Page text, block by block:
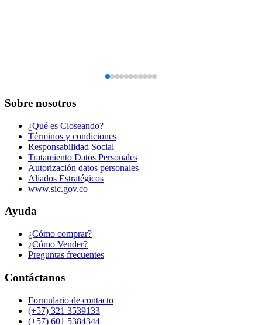
Sobre nosotros
¿Qué es Closeando?
Términos y condiciones
Responsabilidad Social
Tratamiento Datos Personales
Autorización datos personales
Aliados Estratégicos
www.sic.gov.co
Ayuda
¿Cómo comprar?
¿Cómo Vender?
Preguntas frecuentes
Contáctanos
Formulario de contacto
(+57) 321 3539133
(+57) 601 5384344